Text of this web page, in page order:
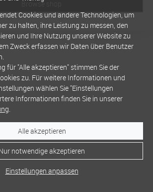
Browse shop
Cookies und andere Technologien, um
zu halten, ihre Leistung zu messen, den
und Ihre Nutzung unserer Website zu
Zweck erfassen wir Daten über Benutzer
für "Alle akzeptieren" stimmen Sie der
zu. Für weitere Informationen und
wählen Sie "Einstellungen
Informationen finden Sie in unserer
.
Alle akzeptieren
notwendige akzeptieren
Einstellungen anpassen